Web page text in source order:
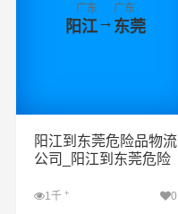
广东
阳江→
广东
东莞
阳江到东莞危险品物流
公司_阳江到东莞危险
莞危险品专线
1千 + 0